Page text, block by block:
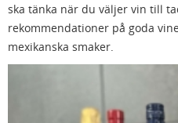
ska tänka när du väljer vin till
rekommendationer på goda
mexikanska smaker.